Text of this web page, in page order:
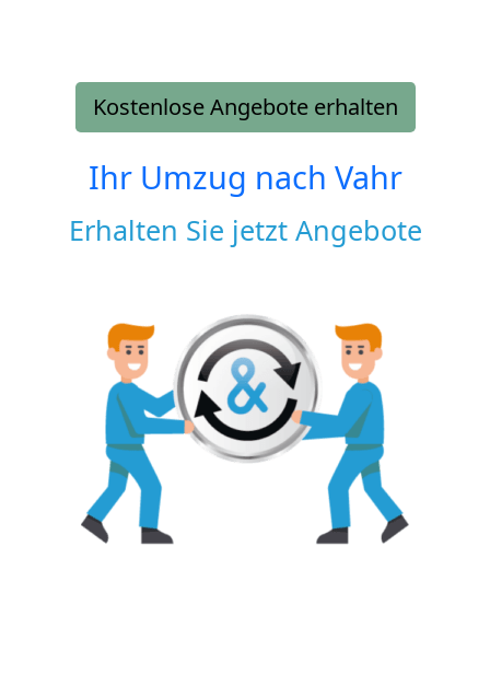
Kostenlose Angebote erhalten
Ihr Umzug nach Vahr
Erhalten Sie jetzt Angebote